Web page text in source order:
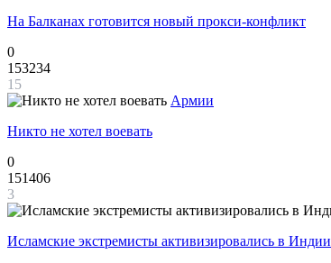
На Балканах готовится новый прокси-конфликт
0
153234
15
Армии
Никто не хотел воевать
0
151406
3
Исламские экстремисты активизировались в Индии